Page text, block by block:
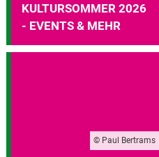
KULTURSOMMER 2026
- EVENTS & MEHR
© Paul Bertrams